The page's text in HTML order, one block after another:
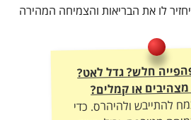
לו את הבריאות והצמיחה המהירה
חלש? גדל לאט?
או קמלים?
להתייבש ולהיהרס. כדי
מטורפת, יבול עשיר
– חובה להתאים לו את